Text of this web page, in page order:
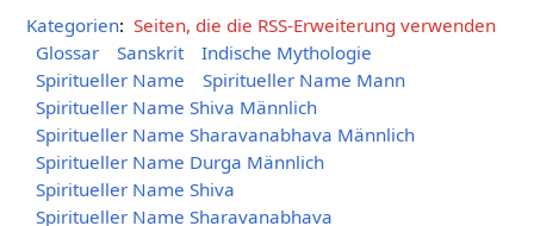
Kategorien: Seiten, die die RSS-Erweiterung verwenden
Glossar
Sanskrit
Indische Mythologie
Spiritueller Name
Spiritueller Name Mann
Spiritueller Name Shiva Männlich
Spiritueller Name Sharavanabhava Männlich
Spiritueller Name Durga Männlich
Spiritueller Name Shiva
Spiritueller Name Sharavanabhava